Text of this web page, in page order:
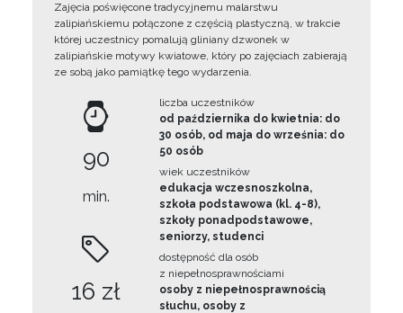
Zajęcia poświęcone tradycyjnemu malarstwu
zalipiańskiemu połączone z częścią plastyczną, w trakcie
której uczestnicy pomalują gliniany dzwonek w
zalipiańskie motywy kwiatowe, który po zajęciach zabierają
ze sobą jako pamiątkę tego wydarzenia.
90
min.
16 zł
liczba uczestników
od października do kwietnia: do
30 osób, od maja do września: do
50 osób
wiek uczestników
edukacja wczesnoszkolna,
szkoła podstawowa (kl. 4-8),
szkoły ponadpodstawowe,
seniorzy, studenci
dostępność dla osób
z niepełnosprawnościami
osoby z niepełnosprawnością
słuchu, osoby z